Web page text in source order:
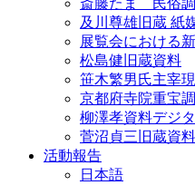
及川尊雄旧蔵 紙
展覧会における
松島健旧蔵資料
笹木繁男氏主宰
京都府寺院重宝
柳澤孝資料デジ
菅沼貞三旧蔵資料
活動報告
日本語